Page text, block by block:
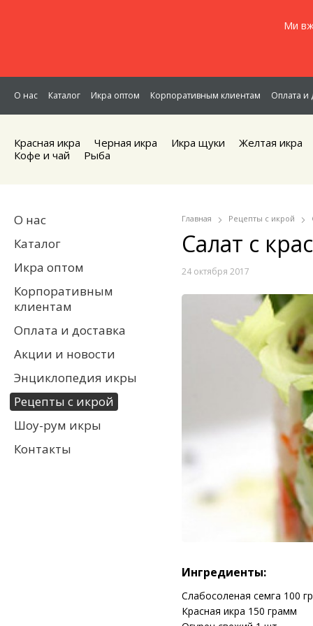
Ми
О нас Каталог Икра оптом Корпоративным клиентам Оплата и
Красная икра Черная икра Икра щуки
Желтая икра
Кофе и чай
Рыба
Главная Рецепты с икрой
Салат с
24 октября 2017
Ингредиенты:
Слабосоленая семга 100
Красная икра 150 грамм
О нас
Каталог
Икра оптом
Корпоративным
клиентам
Оплата и доставка
Акции и новости
Энциклопедия икры
Рецепты с икрой
Шоу-рум икры
Контакты